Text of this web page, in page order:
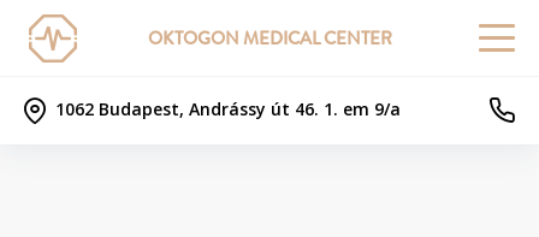
OKTOGON MEDICAL CENTER
1062 Budapest, Andrássy út 46. 1. em 9/a